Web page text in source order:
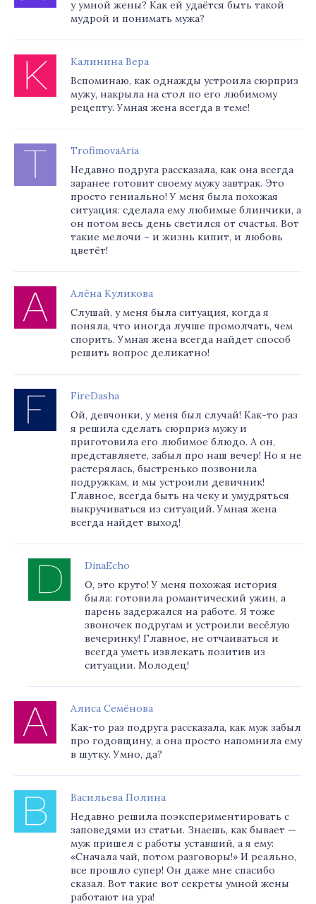
у умной жены? Как ей удаётся быть такой
мудрой и понимать мужа?
Калинина Вера
Вспоминаю, как однажды устроила сюрприз
мужу, накрыла на стол по его любимому
рецепту. Умная жена всегда в теме!
TrofimovaAria
Недавно подруга рассказала, как она всегда
заранее готовит своему мужу завтрак. Это
просто гениально! У меня была похожая
ситуация: сделала ему любимые блинчики, а
он потом весь день светился от счастья. Вот
такие мелочи – и жизнь кипит, и любовь
цветёт!
Алёна Куликова
Слушай, у меня была ситуация, когда я
поняла, что иногда лучше промолчать, чем
спорить. Умная жена всегда найдет способ
решить вопрос деликатно!
FireDasha
Ой, девчонки, у меня был случай! Как-то раз
я решила сделать сюрприз мужу и
приготовила его любимое блюдо. А он,
представляете, забыл про наш вечер! Но я не
растерялась, быстренько позвонила
подружкам, и мы устроили девичник!
Главное, всегда быть на чеку и умудряться
выкручиваться из ситуаций. Умная жена
всегда найдет выход!
DinaEcho
О, это круто! У меня похожая история
была: готовила романтический ужин, а
парень задержался на работе. Я тоже
звоночек подругам и устроили весёлую
вечеринку! Главное, не отчаиваться и
всегда уметь извлекать позитив из
ситуации. Молодец!
Алиса Семёнова
Как-то раз подруга рассказала, как муж забыл
про годовщину, а она просто напомнила ему
в шутку. Умно, да?
Васильева Полина
Недавно решила поэкспериментировать с
заповедями из статьи. Знаешь, как бывает —
муж пришел с работы уставший, а я ему:
«Сначала чай, потом разговоры!» И реально,
все прошло супер! Он даже мне спасибо
сказал. Вот такие вот секреты умной жены
работают на ура!